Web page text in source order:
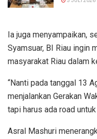
Ia juga menyampaikan,
Syamsuar, BI Riau ingin
masyarakat Riau dalam
“Nanti pada tanggal 13
menjalankan Gerakan
tapi harus ada road
Asral Mashuri